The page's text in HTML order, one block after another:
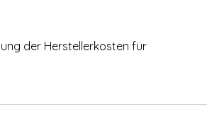
der Herstellerkosten für